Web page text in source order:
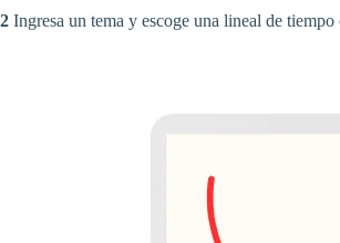
2 Ingresa un tema y escoge una lineal de tiempo